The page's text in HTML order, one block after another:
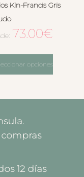
Kin-Francis Gris
73.00€
opciones
12 días